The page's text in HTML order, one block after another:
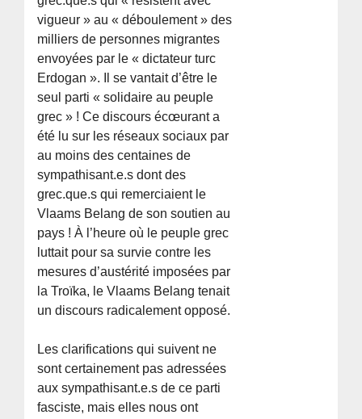
vigueur » au « déboulement » des
milliers de personnes migrantes
envoyées par le « dictateur turc
Erdogan ». Il se vantait d’être le
seul parti « solidaire au peuple
grec » ! Ce discours écœurant a
été lu sur les réseaux sociaux par
au moins des centaines de
sympathisant.e.s dont des
grec.que.s qui remerciaient le
Vlaams Belang de son soutien au
pays ! À l’heure où le peuple grec
luttait pour sa survie contre les
mesures d’austérité imposées par
la Troïka, le Vlaams Belang tenait
un discours radicalement opposé.
Les clarifications qui suivent ne
sont certainement pas adressées
aux sympathisant.e.s de ce parti
fasciste, mais elles nous ont